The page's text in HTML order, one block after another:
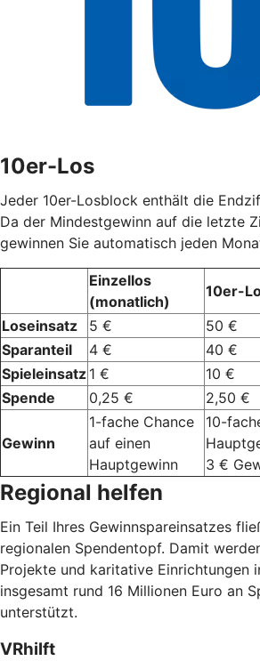
10er-Los
Jeder 10er-Losblock enthält die
Da der Mindestgewinn auf die letzte
gewinnen Sie automatisch jeden
Einzellos
(monatlich)
10er-
Loseinsatz
5 €
50 €
Sparanteil
4 €
40 €
Spieleinsatz 1 €
10 €
Spende
0,25 € 2,50 €
Gewinn
1-fache Chance
auf einen
Hauptgewinn
10-
3 €
Regional helfen
Ein Teil Ihres Gewinnspareinsatzes
regionalen Spendentopf. Damit
Projekte und karitative Einrichtungen
insgesamt rund 16 Millionen Euro an
unterstützt.
VRhilft